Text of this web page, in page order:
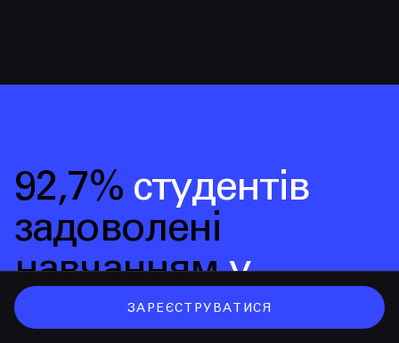
92,7% студентів
задоволені
навчанням у
Проджекторі,
ЗАРЕЄСТРУВАТИСЯ